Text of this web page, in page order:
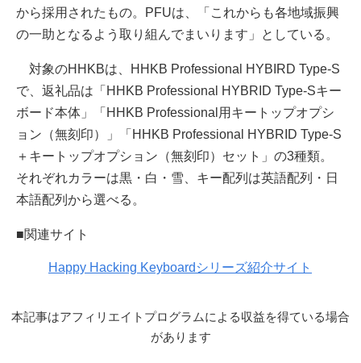
から採用されたもの。PFUは、「これからも各地域振興
の一助となるよう取り組んでまいります」としている。
対象のHHKBは、HHKB Professional HYBIRD Type-S
で、返礼品は「HHKB Professional HYBRID Type-Sキー
ボード本体」「HHKB Professional用キートップオプシ
ョン（無刻印）」「HHKB Professional HYBRID Type-S
＋キートップオプション（無刻印）セット」の3種類。
それぞれカラーは黒・白・雪、キー配列は英語配列・日
本語配列から選べる。
■関連サイト
Happy Hacking Keyboardシリーズ紹介サイト
本記事はアフィリエイトプログラムによる収益を得ている場合
があります